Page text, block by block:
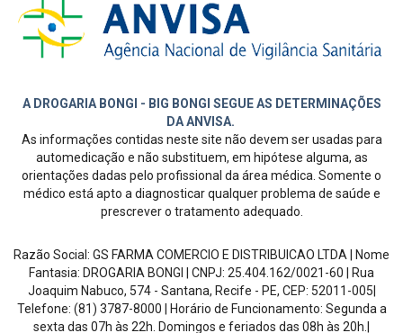
A DROGARIA BONGI - BIG BONGI SEGUE AS DETERMINAÇÕES
DA ANVISA.
As informações contidas neste site não devem ser usadas para
automedicação e não substituem, em hipótese alguma, as
orientações dadas pelo profissional da área médica. Somente o
médico está apto a diagnosticar qualquer problema de saúde e
prescrever o tratamento adequado.
Razão Social: GS FARMA COMERCIO E DISTRIBUICAO LTDA | Nome
Fantasia: DROGARIA BONGI | CNPJ: 25.404.162/0021-60 | Rua
Joaquim Nabuco, 574 - Santana, Recife - PE, CEP: 52011-005|
Telefone: (81) 3787-8000 | Horário de Funcionamento: Segunda a
sexta das 07h às 22h. Domingos e feriados das 08h às 20h |